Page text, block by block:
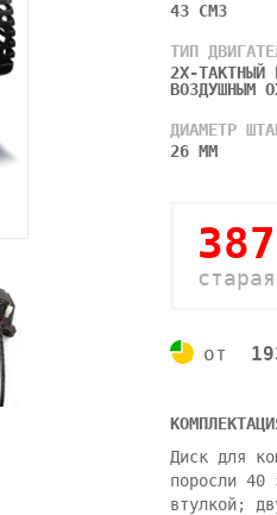
43 СМ3
ТИП
2Х-ТАКТНЫЙ
ВОЗДУШНЫМ
ДИАМЕТР
26 ММ
от
Диск для
поросли 40
втулкой;